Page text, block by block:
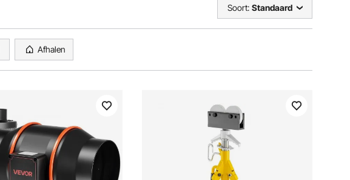
Soort: Standaard
Afhalen